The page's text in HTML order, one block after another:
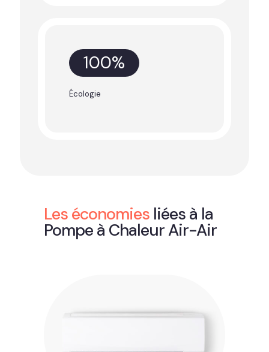
100%
Écologie
Les économies liées à la
Pompe à Chaleur Air-Air